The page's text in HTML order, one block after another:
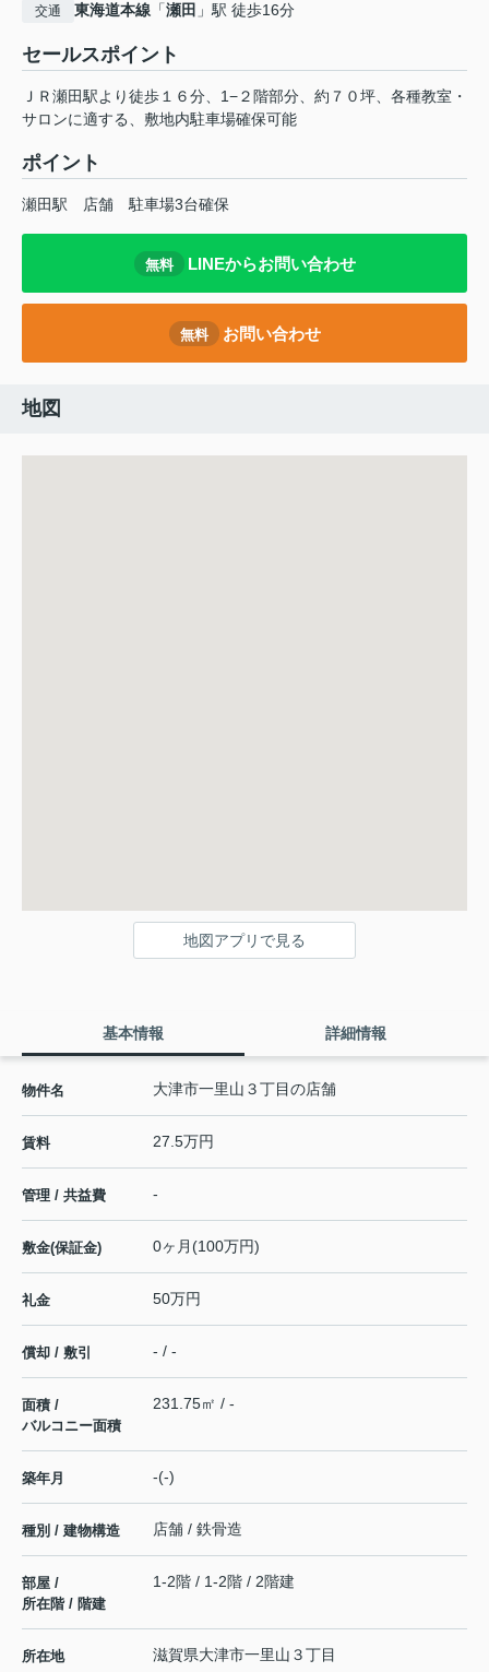
交通 東海道本線 「瀬田 」駅 徒歩16分
セールスポイント
ＪＲ瀬田駅より徒歩１６分、1−２階部分、約７０坪、各種教室・
サロンに適する、敷地内駐車場確保可能
ポイント
瀬田駅 店舗 駐車場3台確保
無料 LINEからお問い合わせ
無料 お問い合わせ
地図
地図アプリで見る
基本情報 詳細情報
物件名 大津市一里山３丁目の店舗
賃料 27.5万円
管理 / 共益費 -
敷金(保証金) 0ヶ月(100万円)
礼金 50万円
償却 / 敷引 - / -
面積 /
バルコニー面積
231.75㎡ / -
築年月 -(-)
種別 / 建物構造 店舗 / 鉄骨造
部屋 /
所在階 / 階建
1-2階 / 1-2階 / 2階建
所在地 滋賀県大津市一里山 ３丁目